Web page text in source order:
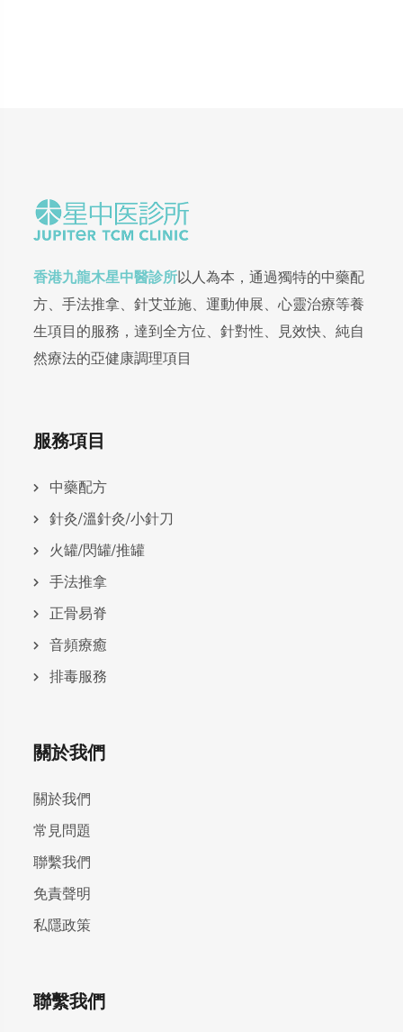
香港九龍木星中醫診所以人為本，通過獨特的中藥配
方、手法推拿、針艾並施、運動伸展、心靈治療等養
生項目的服務，達到全方位、針對性、見效快、純自
然療法的亞健康調理項目
服務項目
中藥配方
針灸/溫針灸/小針刀
火罐/閃罐/推罐
手法推拿
正骨易脊
⾳頻療癒
排毒服務
關於我們
關於我們
常見問題
聯繫我們
免責聲明
私隱政策
聯繫我們